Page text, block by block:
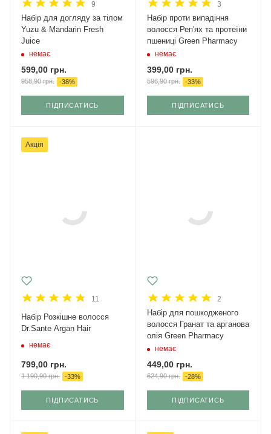
9
Набір для догляду за тілом
Yuzu & Mandarin Fresh
Juice
немає
599,00 грн.
958,90грн. -38%
ПІДПИСАТИСЬ
3
Набір проти випадіння
волосся Реп'ях та протеїни
пшениці Green Pharmacy
немає
399,00грн.
596,90грн. -33%
ПІДПИСАТИСЬ
Акція
11
Набір Розкішне волосся
Dr.Sante Argan Hair
немає
799,00 грн.
1 190,90грн. -33%
ПІДПИСАТИСЬ
2
Набір для пошкодженого
волосся Гранат та арганова
олія Green Pharmacy
немає
449,00грн.
624,90грн. -28%
ПІДПИСАТИСЬ